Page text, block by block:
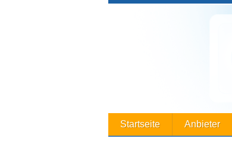
Startseite Anbieter